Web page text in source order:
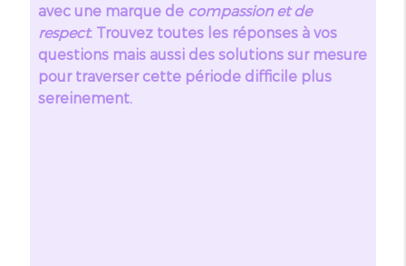
avec une marque de compassion et de
respect. Trouvez toutes les réponses à vos
questions mais aussi des solutions sur mesure
pour traverser cette période difficile plus
sereinement.